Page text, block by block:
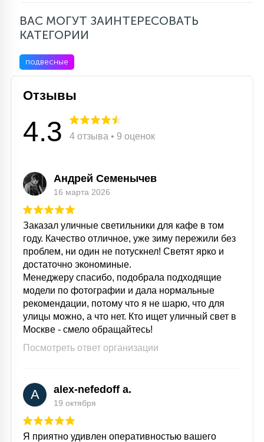
ВАС МОГУТ ЗАИНТЕРЕСОВАТЬ
КАТЕГОРИИ
подвесные
Отзывы
4.3 4 отзыва • 9 оценок
Андрей Семенычев
16 марта 2026
Заказал уличные светильники для кафе в том
году. Качество отличное, уже зиму пережили без
проблем, ни один не потускнел! Светят ярко и
достаточно экономиные.
Менеджеру спасибо, подобрала подходящие
модели по фотографии и дала нормальные
рекомендации, потому что я не шарю, что для
улицы можно, а что нет. Кто ищет уличный свет в
Москве - смело обращайтесь!
Посмотреть ответ организации
A alex-nefedoff a.
19 октября
Я приятно удивлен оперативностью вашего